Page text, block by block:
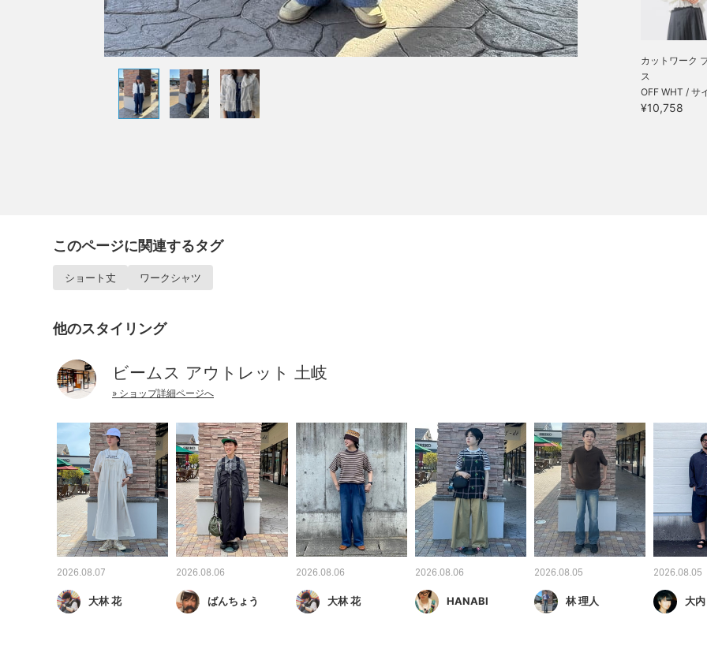
カットワーク
ス
OFF WHT / サ
¥10,758
このページに関連するタグ
ショート丈 ワークシャツ
他のスタイリング
ビームス アウトレット 土岐
» ショップ詳細ページへ
2026.08.07
大林 花
2026.08.06
ばんちょう
2026.08.06
大林 花
2026.08.06
HANABI
2026.08.05
林 理人
2026.08.05
大